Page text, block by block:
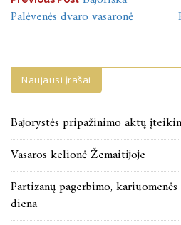
tarp
Palėvenės dvaro vasaronė
Naujausi įrašai
Bajorystės pripažinimo aktų
Vasaros kelionė Žemaitijoje
Partizanų pagerbimo,
diena